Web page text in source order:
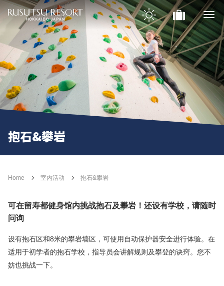
抱石&攀岩
Home 室内活动 抱石&攀岩
可在留寿都健身馆内挑战抱石及攀岩！还设有学校，请随时
问询
设有抱石区和8米的攀岩墙区，可使用自动保护器安全进行体验。在
适用于初学者的抱石学校，指导员会讲解规则及攀登的诀窍。您不
妨也挑战一下。